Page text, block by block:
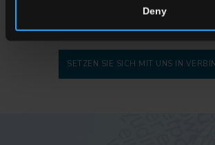
Deny
Suchen Sie einen Händler oder eine
Entwurf?
SETZEN SIE SICH MIT UNS IN